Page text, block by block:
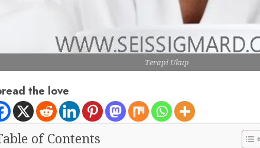
Terapi Ukup
the love
of Contents